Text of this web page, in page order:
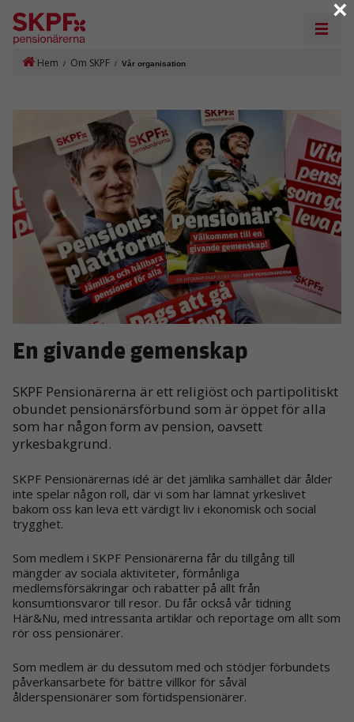
Hem / Om SKPF / Vår organisation
En givande gemenskap
SKPF Pensionärerna är ett religiöst och partipolitiskt
obundet pensionärsförbund som är öppet för alla
som har någon form av pension, oavsett
yrkesbakgrund.
SKPF Pensionärernas idé är det jämlika samhället där ålder
inte spelar någon roll, där vi som har lämnat yrkeslivet
bakom oss kan leva ett värdigt liv i ekonomisk och social
trygghet.
Som medlem i SKPF Pensionärerna får du tillgång till
mängder av sociala aktiviteter, förmånliga
medlemsförsäkringar och rabatter på allt från
konsumtionsvaror till resor. Du får också vår tidning
Här&Nu, med intressanta artiklar och reportage om allt som
rör oss pensionärer.
Som medlem är du dessutom med och stödjer förbundets
påverkansarbete för bättre villkor för såväl
ålderspensionärer som förtidspensionärer.
×